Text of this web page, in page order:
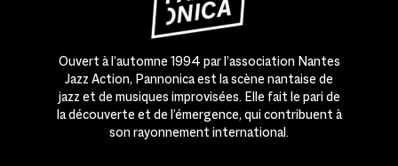
Ouvert à l’automne 1994 par l’association Nantes
Jazz Action, Pannonica est la scène nantaise de
jazz et de musiques improvisées. Elle fait le pari de
la découverte et de l’émergence, qui contribuent à
son rayonnement international.